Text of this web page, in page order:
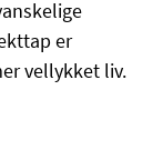
er
vellykket liv.